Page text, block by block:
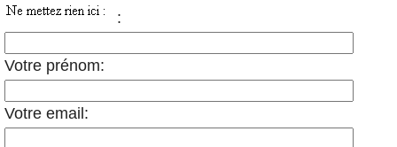
:
Votre prénom:
Votre email: